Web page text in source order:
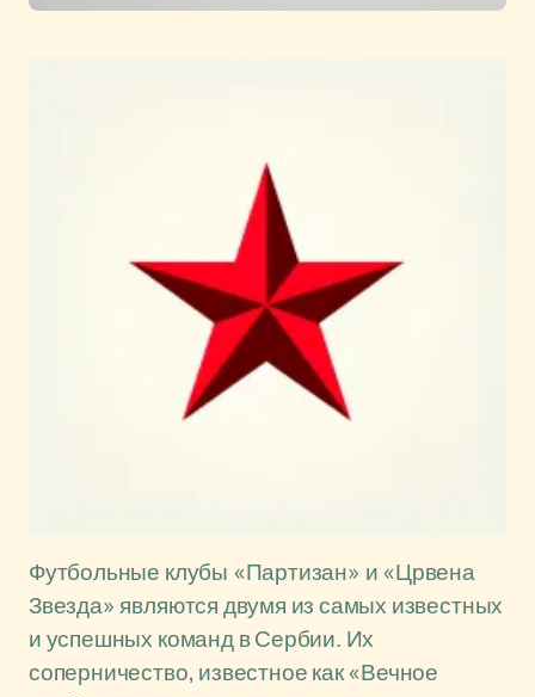
Футбольные клубы «Партизан» и «Црвена
Звезда» являются двумя из самых известных
и успешных команд в Сербии. Их
соперничество, известное как «Вечное